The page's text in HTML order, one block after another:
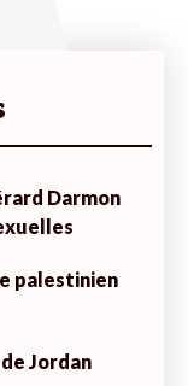
Darmon
palestinien
Jordan